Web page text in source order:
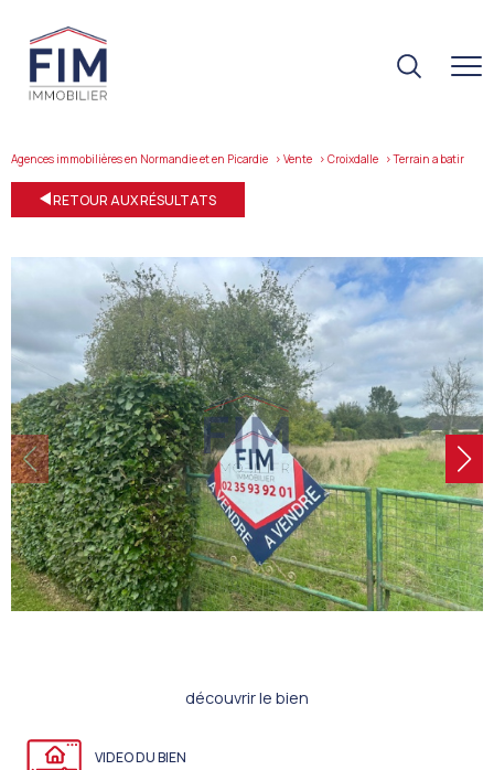
Agences immobilières en Normandie et en Picardie Vente Croixdalle terrain a batir
RETOUR AUX RÉSULTATS
découvrir le bien
VIDEO DU BIEN